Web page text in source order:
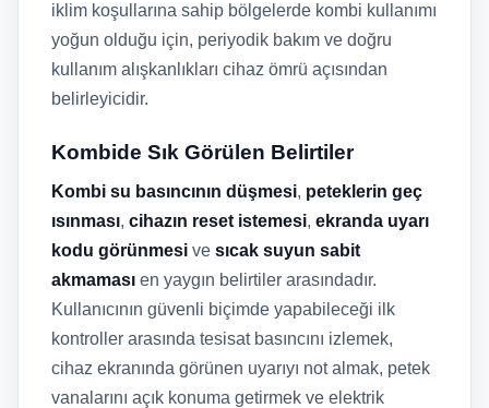
iklim koşullarına sahip bölgelerde kombi kullanımı
yoğun olduğu için, periyodik bakım ve doğru
kullanım alışkanlıkları cihaz ömrü açısından
belirleyicidir.
Kombide Sık Görülen Belirtiler
Kombi su basıncının düşmesi, peteklerin geç
ısınması, cihazın reset istemesi, ekranda uyarı
kodu görünmesi ve sıcak suyun sabit
akmaması en yaygın belirtiler arasındadır.
Kullanıcının güvenli biçimde yapabileceği ilk
kontroller arasında tesisat basıncını izlemek,
cihaz ekranında görünen uyarıyı not almak, petek
vanalarını açık konuma getirmek ve elektrik